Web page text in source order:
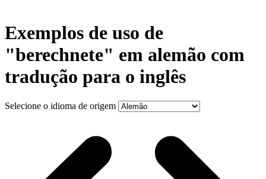
Exemplos de uso de
"berechnete" em alemão com
tradução para o inglês
Selecione o idioma de origem